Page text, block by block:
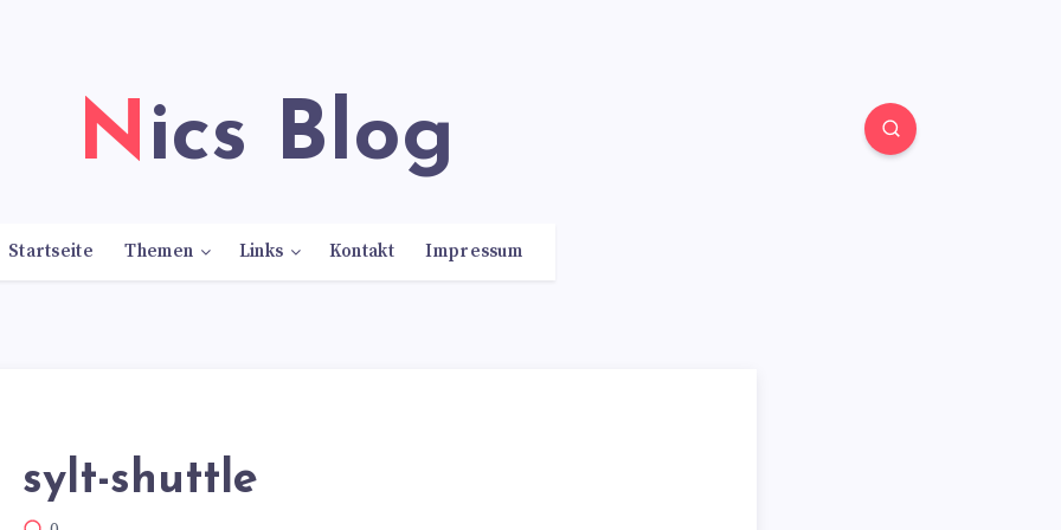
Nics Blog
Startseite Themen Links Kontakt Impressum
sylt-shuttle